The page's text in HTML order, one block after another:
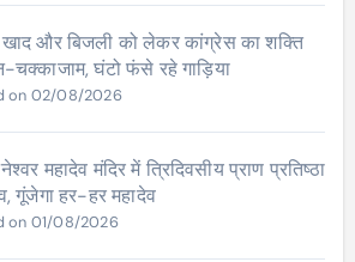
और बिजली को लेकर कांग्रेस का शक्ति
चक्काजाम, घंटो फंसे रहे गाड़िया
on 02/08/2026
महादेव मंदिर में त्रिदिवसीय प्राण प्रतिष्ठा
गूंजेगा हर-हर महादेव
on 01/08/2026